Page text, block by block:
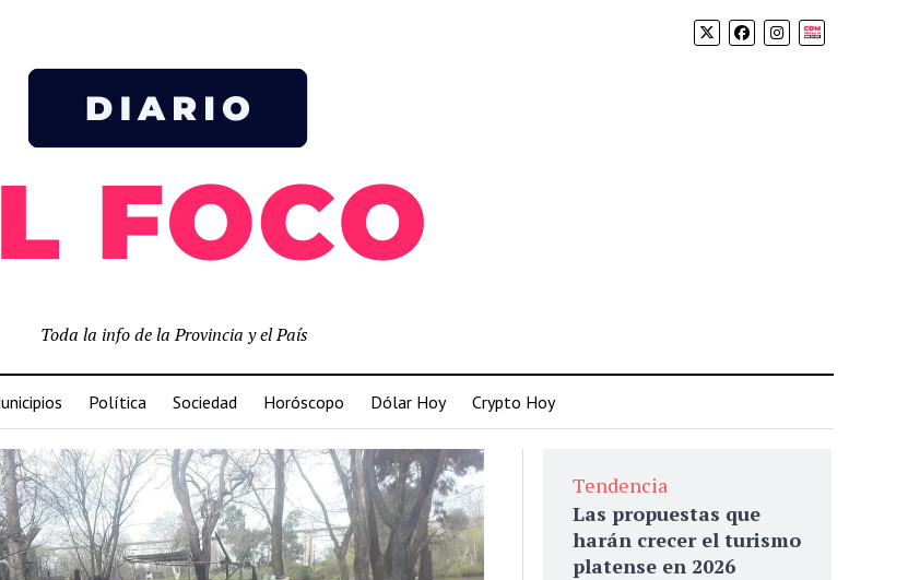
Biolink
Toda la info de la Provincia y el País
Política Sociedad Horóscopo Dólar Hoy Crypto Hoy
Tendencia
Las propuestas que
harán crecer el turismo
platense en 2026